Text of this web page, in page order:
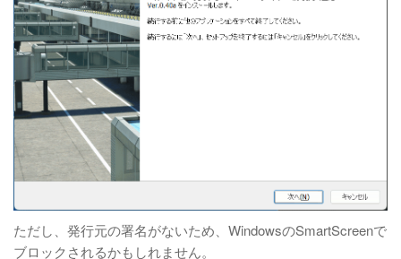
ただし、発行元の署名がないため、WindowsのSmartScreenで
ブロックされるかもしれません。